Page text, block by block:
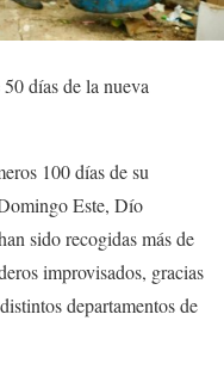
días de la nueva
100 días de su
Este, Dío
sido recogidas más de
improvisados, gracias
departamentos de